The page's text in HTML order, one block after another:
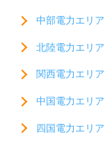
中部電力エリア
北陸電力エリア
関西電力エリア
中国電力エリア
四国電力エリア